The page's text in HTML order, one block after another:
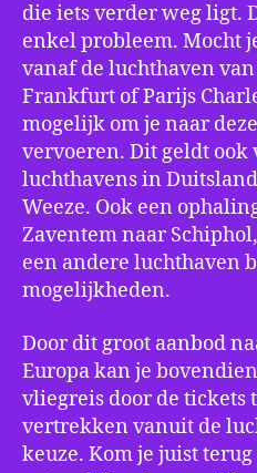
die iets verder weg ligt.
enkel probleem. Mocht
vanaf de luchthaven
Frankfurt of Parijs
mogelijk om je naar
vervoeren. Dit geldt ook
luchthavens in
Weeze. Ook een
Zaventem naar
een andere luchthaven
mogelijkheden.
Door dit groot aanbod
Europa kan je
vliegreis door de tickets
vertrekken vanuit de
keuze. Kom je juist